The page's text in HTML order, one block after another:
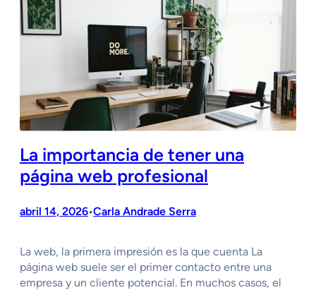
La importancia de tener una
página web profesional
abril 14, 2026•Carla Andrade Serra
La web, la primera impresión es la que cuenta La
página web suele ser el primer contacto entre una
empresa y un cliente potencial. En muchos casos, el